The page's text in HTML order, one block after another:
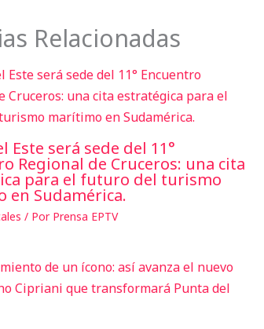
Relacionadas
Este será sede del 11°
Regional de Cruceros: una cita
para el futuro del turismo
en Sudamérica.
/ Por Prensa EPTV